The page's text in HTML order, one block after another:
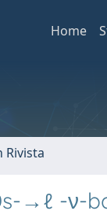
Home
Rivista
→ℓ -ν-